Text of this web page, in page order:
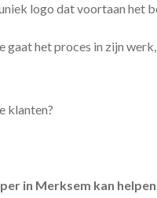
logo dat voortaan het
gaat het proces in zijn
klanten?
in Merksem kan